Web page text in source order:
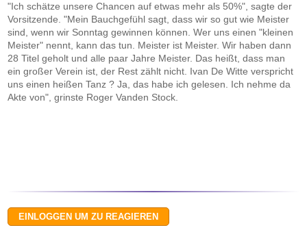
"Ich schätze unsere Chancen auf etwas mehr als 50%", sagte der
Vorsitzende. "Mein Bauchgefühl sagt, dass wir so gut wie Meister
sind, wenn wir Sonntag gewinnen können. Wer uns einen "kleinen
Meister" nennt, kann das tun. Meister ist Meister. Wir haben dann
28 Titel geholt und alle paar Jahre Meister. Das heißt, dass man
ein großer Verein ist, der Rest zählt nicht. Ivan De Witte verspricht
uns einen heißen Tanz ? Ja, das habe ich gelesen. Ich nehme da
Akte von", grinste Roger Vanden Stock.